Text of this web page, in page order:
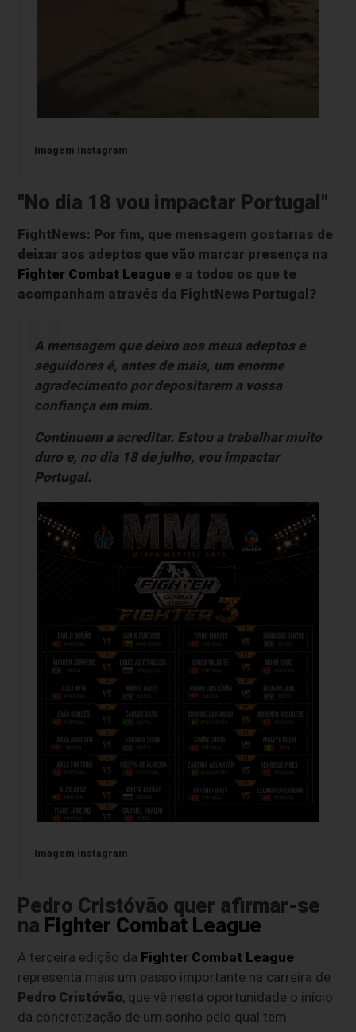
Imagem instagram
"No dia 18 vou impactar Portugal"
FightNews: Por fim, que mensagem gostarias de
deixar aos adeptos que vão marcar presença na
Fighter Combat League e a todos os que te
acompanham através da FightNews Portugal?
A mensagem que deixo aos meus adeptos e
seguidores é, antes de mais, um enorme
agradecimento por depositarem a vossa
confiança em mim.
Continuem a acreditar. Estou a trabalhar muito
duro e, no dia 18 de julho, vou impactar
Portugal.
Imagem instagram
Pedro Cristóvão quer afirmar-se
na Fighter Combat League
A terceira edição da Fighter Combat League
representa mais um passo importante na carreira de
Pedro Cristóvão, que vê nesta oportunidade o início
da concretização de um sonho pelo qual tem